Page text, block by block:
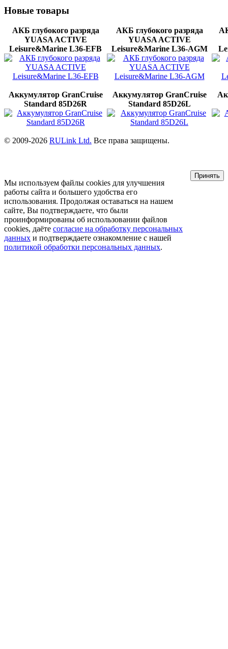
Новые товары
АКБ глубокого разряда
YUASA ACTIVE
Leisure&Marine L36-EFB
АКБ глубокого разряда
YUASA ACTIVE
Leisure&Marine L36-AGМ
Аккумулятор GranCruise
Standard 85D26R
Аккумулятор GranCruise
Standard 85D26L
© 2009-2026 RULink Ltd. Все права защищены.
Мы используем файлы cookies для улучшения
работы сайта и большего удобства его
использования. Продолжая оставаться на нашем
сайте, Вы подтверждаете, что были
проинформированы об использовании файлов
cookies, даёте согласие на обработку персональных
данных и подтверждаете ознакомление с нашей
политикой обработки персональных данных.
Принять